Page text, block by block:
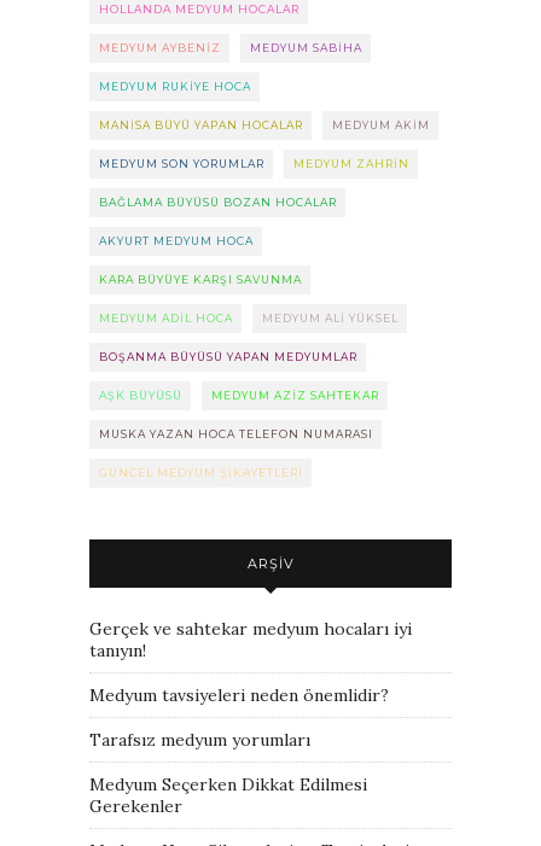
HOLLANDA MEDYUM HOCALAR
MEDYUM AYBENIZ MEDYUM SABIHA
MEDYUM RUKIYE HOCA
MANISA BÜYÜ YAPAN HOCALAR MEDYUM AKIM
MEDYUM SON YORUMLAR MEDYUM ZAHRIN
BAĞLAMA BÜYÜSÜ BOZAN HOCALAR
AKYURT MEDYUM HOCA
KARA BÜYÜYE KARŞI SAVUNMA
MEDYUM ADIL HOCA MEDYUM ALI YÜKSEL
BOŞANMA BÜYÜSÜ YAPAN MEDYUMLAR
AŞK BÜYÜSÜ MEDYUM AZIZ SAHTEKAR
MUSKA YAZAN HOCA TELEFON NUMARASI
GÜNCEL MEDYUM ŞIKAYETLERI
ARŞIV
Gerçek ve sahtekar medyum hocaları iyi
tanıyın!
Medyum tavsiyeleri neden önemlidir?
Tarafsız medyum yorumları
Medyum Seçerken Dikkat Edilmesi
Gerekenler